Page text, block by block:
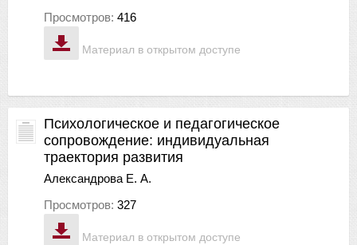
Материал в открытом доступе
Просмотров: 416
Материал в открытом доступе
Психологическое и педагогическое
сопровождение: индивидуальная
траектория развития
Александрова Е. А.
Просмотров: 327